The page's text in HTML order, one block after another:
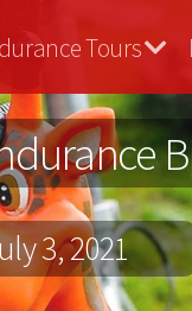
Tours
3, 2021